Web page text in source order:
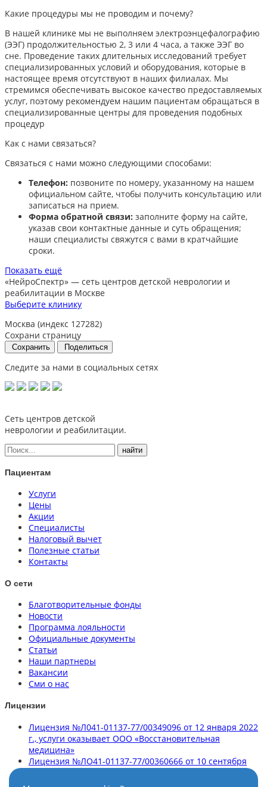
Какие процедуры мы не проводим и почему?
В нашей клинике мы не выполняем электроэнцефалографию
(ЭЭГ) продолжительностью 2, 3 или 4 часа, а также ЭЭГ во
сне. Проведение таких длительных исследований требует
специализированных условий и оборудования, которые в
настоящее время отсутствуют в наших филиалах. Мы
стремимся обеспечивать высокое качество предоставляемых
услуг, поэтому рекомендуем нашим пациентам обращаться в
специализированные центры для проведения подобных
процедур
Как с нами связаться?
Связаться с нами можно следующими способами:​
Телефон: позвоните по номеру, указанному на нашем
официальном сайте, чтобы получить консультацию или
записаться на прием.​
Форма обратной связи: заполните форму на сайте,
указав свои контактные данные и суть обращения;
наши специалисты свяжутся с вами в кратчайшие
сроки.​
Показать ещё
«НейроСпектр» — сеть центров детской неврологии и
реабилитации в Москве
Выберите клинику
Москва (индекс 127282)
Сохрани страницу
Сохранить Поделиться
Следите за нами в социальных сетях
Сеть центров детской
неврологии и реабилитации.
Пациентам
Услуги
Цены
Акции
Специалисты
Налоговый вычет
Полезные статьи
Контакты
О сети
Благотворительные фонды
Новости
Программа лояльности
Официальные документы
Статьи
Наши партнеры
Вакансии
Сми о нас
Лицензии
Лицензия №Л041-01137-77/00349096 от 12 января 2022
г., услуги оказывает ООО «Восстановительная
медицина»
Лицензия №ЛО41-01137-77/00360666 от 10 сентября
позвоночника»